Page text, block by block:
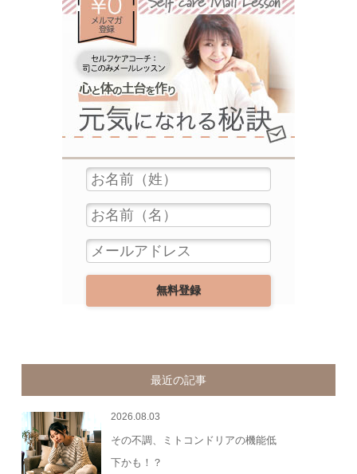
最近の記事
2026.08.03
その不調、ミトコンドリアの機能低
下かも！？